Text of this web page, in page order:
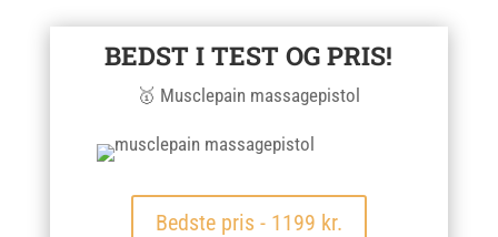
BEDST I TEST OG PRIS!
🥇 Musclepain massagepistol
Bedste pris - 1199 kr.